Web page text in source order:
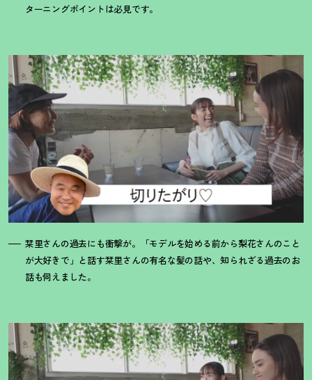
ターニングポイントは必見です。
栞里さんの過去にも衝撃が。「モデルを始める前から梨花さんのこと
が大好きで」と話す栞里さんの有名な髪の話や、知られざる過去のお
話も伺えました。